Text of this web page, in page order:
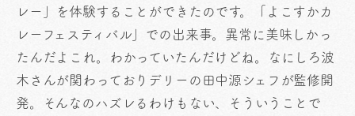
レー」を体験することができたのです。「よこすかカ
レーフェスティバル」での出来事。異常に美味しかっ
たんだよこれ。わかっていたんだけどね。なにしろ波
木さんが関わっておりデリーの田中源シェフが監修開
発。そんなのハズレるわけもない、そういうことで